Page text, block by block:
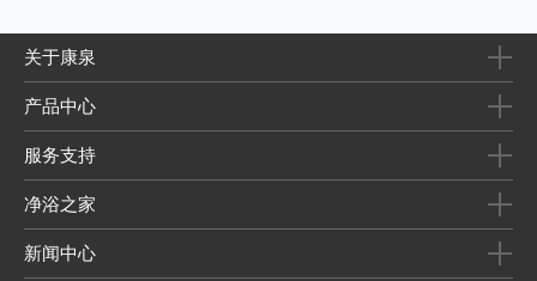
关于康泉
产品中心
服务支持
净浴之家
新闻中心